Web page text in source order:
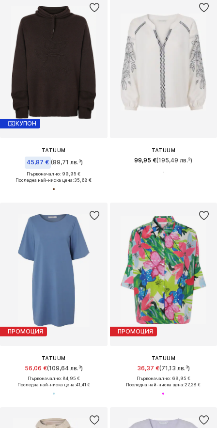
КУПОН
TATUUM
45,87 € (89,71 лв.³)
Първоначално: 99,95 €
Последна най-ниска цена:35,68 €
TATUUM
99,95 €(195,49 лв.³)
ПРОМОЦИЯ
TATUUM
56,06 €(109,64 лв.³)
Първоначално: 84,95 €
Последна най-ниска цена:41,41 €
ПРОМОЦИЯ
TATUUM
36,37 €(71,13 лв.³)
Първоначално: 69,95 €
Последна най-ниска цена:27,28 €